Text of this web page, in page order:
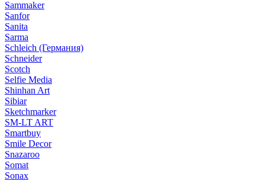
Sammaker
Sanfor
Sanita
Sarma
Schleich (Германия)
Schneider
Scotch
Selfie Media
Shinhan Art
Sibiar
Sketchmarker
SM-LT ART
Smartbuy
Smile Decor
Snazaroo
Somat
Sonax